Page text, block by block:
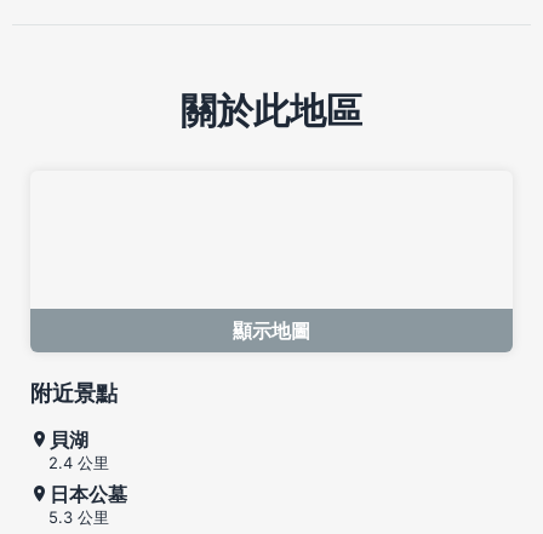
關於此地區
顯示地圖
附近景點
貝湖
2.4 公里
日本公墓
5.3 公里